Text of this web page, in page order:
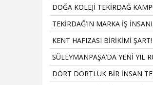
DOĞA KOLEJİ TEKİRDAĞ
TEKİRDAĞ’IN MARKA İŞ
KENT HAFIZASI BİRİKİMİ ŞART!
SÜLEYMANPAŞA’DA YENİ YIL
DÖRT DÖRTLÜK BİR İNSAN